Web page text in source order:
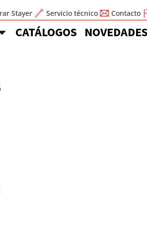
Stayer Servicio técnico Contacto
CATÁLOGOS NOVEDADES